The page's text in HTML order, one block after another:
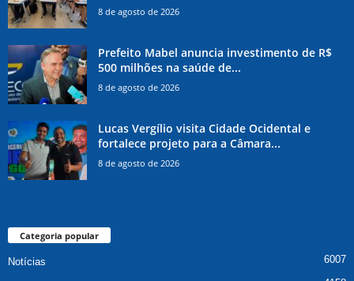
8 de agosto de 2026
Prefeito Mabel anuncia investimento de R$
500 milhões na saúde de...
8 de agosto de 2026
Lucas Vergílio visita Cidade Ocidental e
fortalece projeto para a Câmara...
8 de agosto de 2026
Categoria popular
Notícias 6007